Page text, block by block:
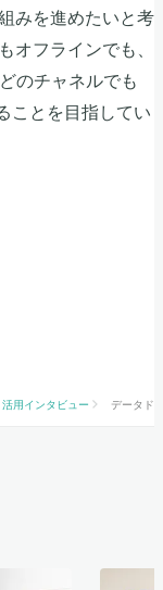
みを進めたいと考
フラインでも、
のチャネルでも
ことを目指してい
用インタビュー データド